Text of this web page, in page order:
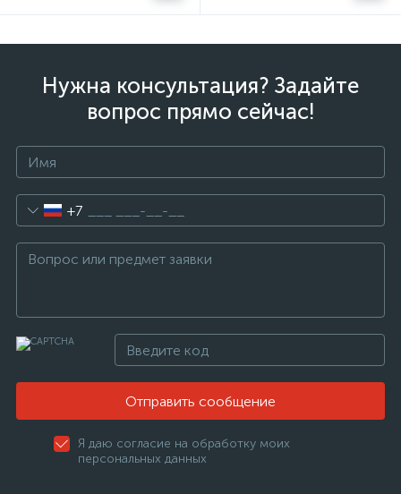
Нужна консультация? Задайте
вопрос прямо сейчас!
+7
Отправить сообщение
Я даю согласие на обработку моих
персональных данных